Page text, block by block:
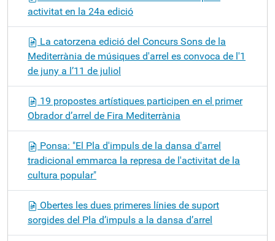
activitat en la 24a edició
La catorzena edició del Concurs Sons de la
Mediterrània de músiques d'arrel es convoca de l'1
de juny a l’11 de juliol
19 propostes artístiques participen en el primer
Obrador d’arrel de Fira Mediterrània
Ponsa: "El Pla d'impuls de la dansa d'arrel
tradicional emmarca la represa de l'activitat de la
cultura popular"
Obertes les dues primeres línies de suport
sorgides del Pla d’impuls a la dansa d’arrel